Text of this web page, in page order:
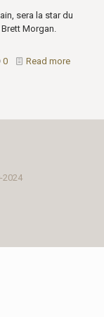
sera la star du
Morgan.
0 Read more
2024